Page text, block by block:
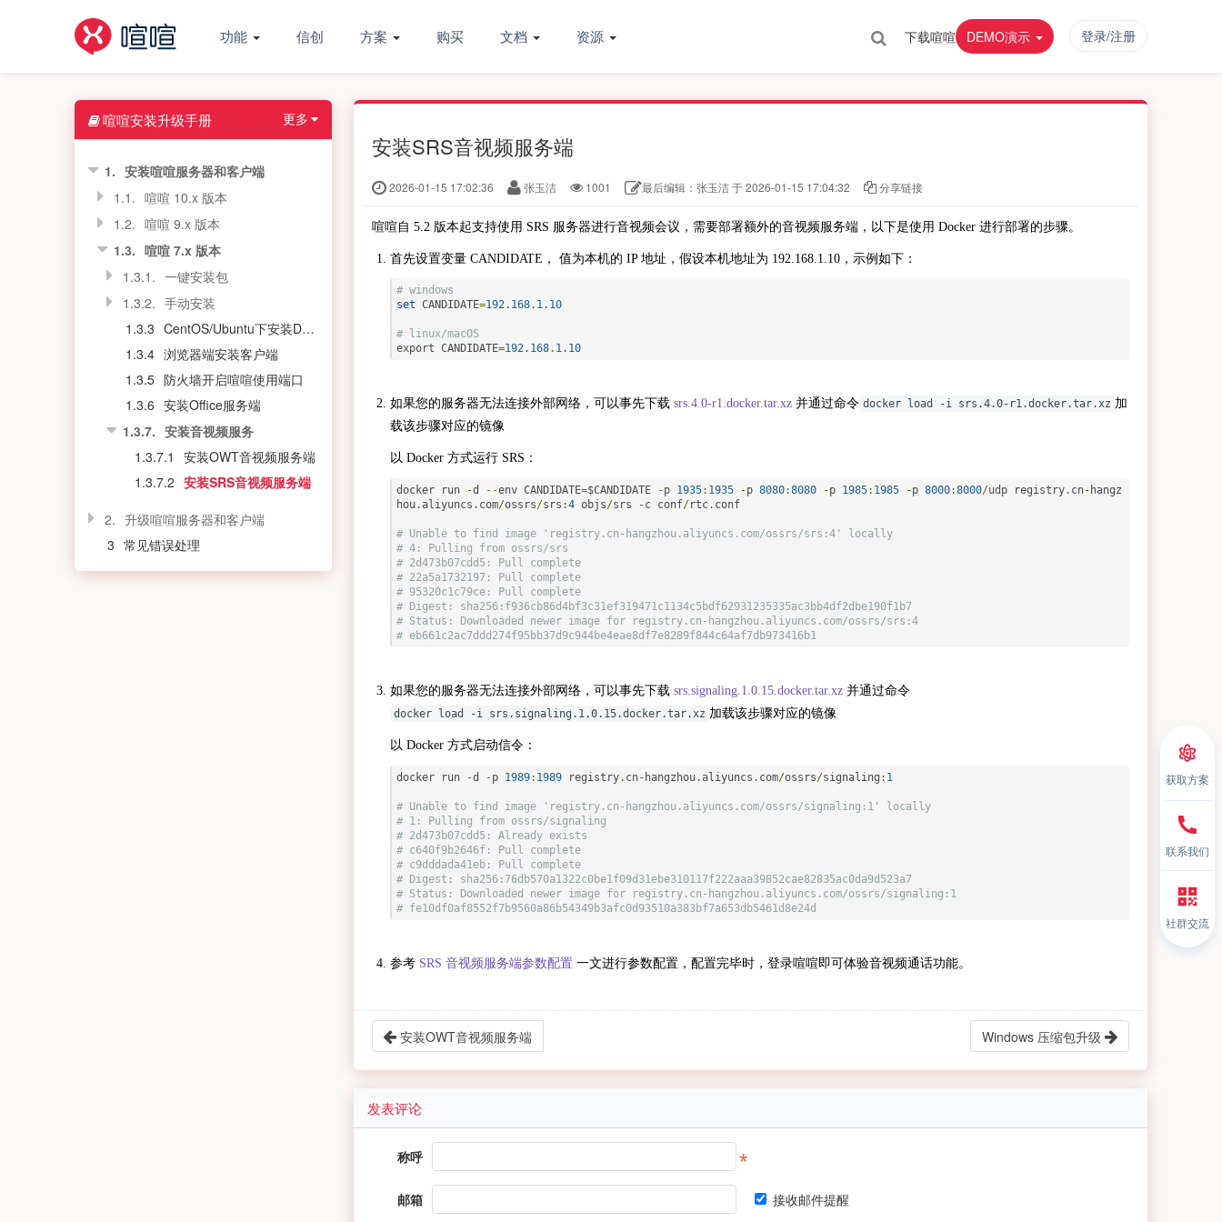
功能 信创 方案 购买 文档 资源 下载喧喧 DEMO演示 登录/注册
喧喧安装升级手册 更多
1. 安装喧喧服务器和客户端
1.1. 喧喧 10.x 版本
1.2. 喧喧 9.x 版本
1.3. 喧喧 7.x 版本
1.3.1. 一键安装包
1.3.2. 手动安装
1.3.3 CentOS/Ubuntu下安装Docker
1.3.4 浏览器端安装客户端
1.3.5 防火墙开启喧喧使用端口
1.3.6 安装Office服务端
1.3.7. 安装音视频服务
1.3.7.1
安装OWT音视频服务端
1.3.7.2 安装SRS音视频服务端
2. 升级喧喧服务器和客户端
3 常见错误处理
安装SRS音视频服务端
2026-01-15 17:02:36 张玉洁 1001 最后编辑：张玉洁 于 2026-01-15 17:04:32 分享链接
喧喧自 5.2 版本起支持使用 SRS 服务器进行音视频会议，需要部署额外的音视频服务端，以下是使用 Docker 进行部署的步骤。
首先设置变量 CANDIDATE， 值为本机的 IP 地址，假设本机地址为 192.168.1.10，示例如下：
# windows
set CANDIDATE=192.168. 1.10
# linux/macOS
export CANDIDATE=192.168. 1.10
如果您的服务器无法连接外部网络，可以事先下载 srs.4.0-r1.docker.tar.xz 并通过命令 docker load -i srs.4.0-r1.docker.tar.xz 加
载该步骤对应的镜像
以 Docker 方式运行 SRS：
docker run -d --env CANDIDATE=$CANDIDATE -p 1935: 1935 -p 8080:8080 -p 1985: 1985 -p 8000:8000/udp registry. cn- hangz
hou.aliyuncs . com/ossrs/srs :4 objs/srs -c conf/rtc. conf
# Unable to find image 'registry.cn-hangzhou.aliyuncs.com/ossrs/srs:4' locally
# 4: Pulling from ossrs/srs
# 2d473b07cdd5: Pull complete
# 22a5a1732197: Pull complete
# 95320c1c79ce: Pull complete
# Digest: sha256:f936cb86d4bf3c31ef319471c1134c5bdf62931235335ac3bb4df2dbe190f1b7
# Status: Downloaded newer image for registry.cn-hangzhou.aliyuncs.com/ossrs/srs:4
# eb661c2ac7ddd274f95bb37d9c944be4eae8df7e8289f844c64af7db973416b1
如果您的服务器无法连接外部网络，可以事先下载 srs.signaling.1.0.15.docker.tar.xz 并通过命令
docker load -i srs.signaling.1.0.15.docker.tar.xz 加载该步骤对应的镜像
以 Docker 方式启动信令：
docker run -d -p 1989: 1989 registry. cn- hangzhou.aliyuncs . com/ossrs/signaling : 1
# Unable to find image 'registry.cn-hangzhou.aliyuncs.com/ossrs/signaling:1' locally
# 1: Pulling from ossrs/signaling
# 2d473b07cdd5: Already exists
# c640f9b2646f: Pull complete
# c9dddada41eb: Pull complete
# Digest: sha256:76db570a1322c0be1f09d31ebe310117f222aaa39852cae82835ac0da9d523a7
# Status: Downloaded newer image for registry.cn-hangzhou.aliyuncs.com/ossrs/signaling:1
# fe10df0af8552f7b9560a86b54349b3afc0d93510a383bf7a653db5461d8e24d
参考 SRS 音视频服务端参数配置 一文进行参数配置，配置完毕时，登录喧喧即可体验音视频通话功能。
安装OWT音视频服务端 Windows 压缩包升级
发表评论
称呼
邮箱 接收邮件提醒
获取方案
联系我们
社群交流